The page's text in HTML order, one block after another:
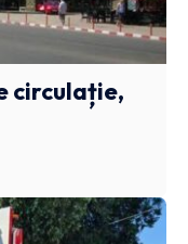
circulație,